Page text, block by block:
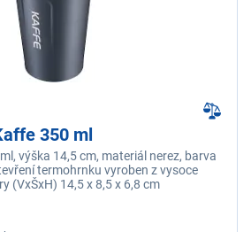
350 ml
výška 14,5 cm, materiál nerez, barva
termohrnku vyroben z vysoce
(VxŠxH) 14,5 x 8,5 x 6,8 cm